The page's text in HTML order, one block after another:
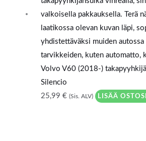
Volvo V60 (2018-)
Silencio
25,99 € (Sis. ALV) LISÄÄ